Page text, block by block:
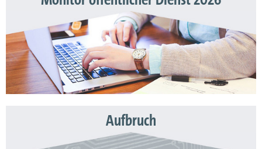
Aufbruch